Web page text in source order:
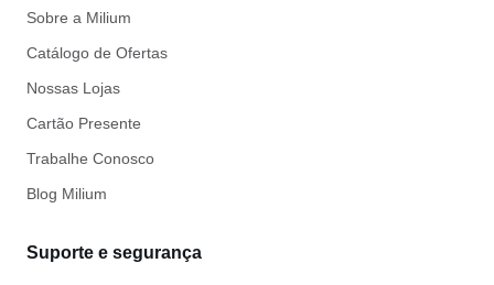
Sobre a Milium
Catálogo de Ofertas
Nossas Lojas
Cartão Presente
Trabalhe Conosco
Blog Milium
Suporte e segurança